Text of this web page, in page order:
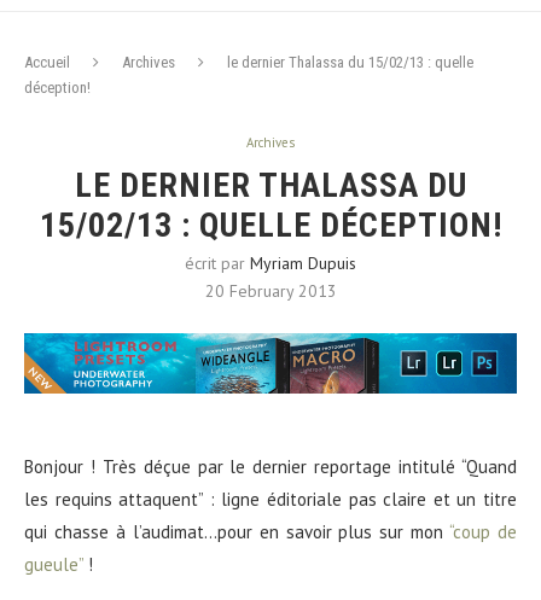
Accueil Archives
le dernier Thalassa du 15/02/13 : quelle
déception!
Archives
LE DERNIER THALASSA DU
15/02/13 : QUELLE DÉCEPTION!
écrit par Myriam Dupuis
20 February 2013
Bonjour ! Très déçue par le dernier reportage intitulé “Quand
les requins attaquent” : ligne éditoriale pas claire et un titre
qui chasse à l’audimat…pour en savoir plus sur mon “coup de
gueule” !